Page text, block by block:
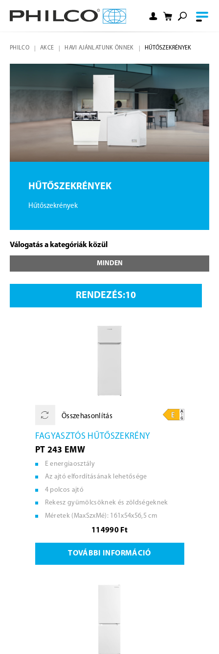
PHILCO AKCE HAVI AJÁNLATUNK ÖNNEK HŰTŐSZEKRÉNYEK
HŰTŐSZEKRÉNYEK
Hűtőszekrények
Válogatás a kategóriák közül
MINDEN
RENDEZÉS:
Összehasonlítás
FAGYASZTÓS HŰTŐSZEKRÉNY
PT 243 EMW
E energiaosztály
Az ajtó elfordításának lehetősége
4 polcos ajtó
Rekesz gyümölcsöknek és zöldségeknek
Méretek (MaxSzxMé): 161x54x56,5 cm
114990 Ft
TOVÁBBI INFORMÁCIÓ